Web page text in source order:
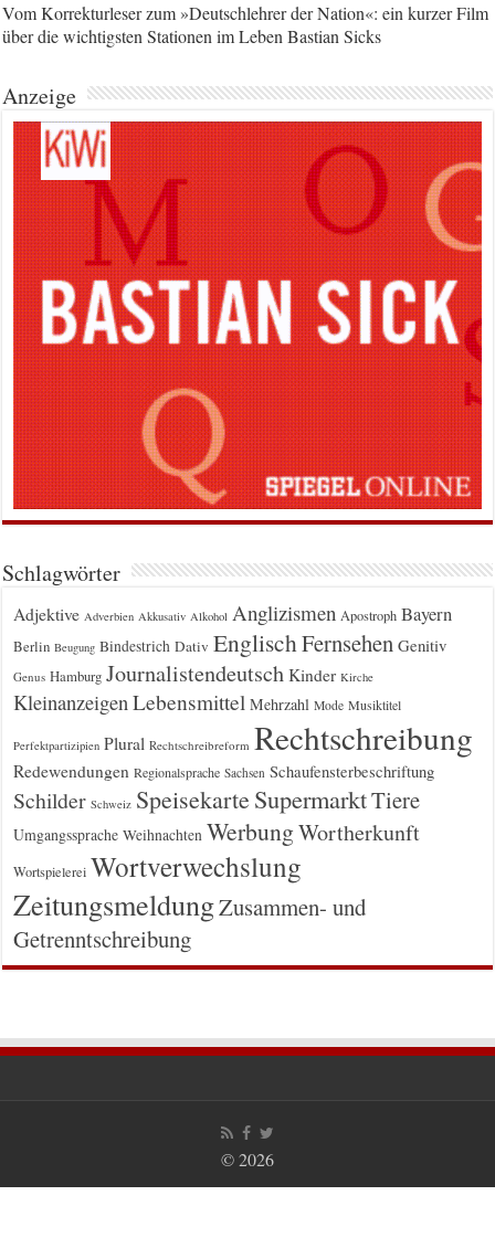
Vom Korrekturleser zum »Deutschlehrer der Nation«: ein kurzer Film
über die wichtigsten Stationen im Leben Bastian Sicks
Anzeige
Schlagwörter
Adjektive Adverbien Akkusativ Alkohol Anglizismen Apostroph Bayern
Berlin Beugung Bindestrich Dativ EnglischFernsehen Genitiv
Genus Hamburg Journalistendeutsch Kinder Kirche
Kleinanzeigen Lebensmittel Mehrzahl Mode Musiktitel
Perfektpartizipien Plural Rechtschreibreform Rechtschreibung
Redewendungen Regionalsprache Sachsen Schaufensterbeschriftung
Schilder Schweiz Speisekarte SupermarktTiere
Umgangssprache Weihnachten WerbungWortherkunft
Wortspielerei Wortverwechslung
ZeitungsmeldungZusammen- und
Getrenntschreibung
© 2026